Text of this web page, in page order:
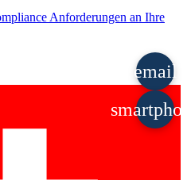
Anforderungen an Ihre
email